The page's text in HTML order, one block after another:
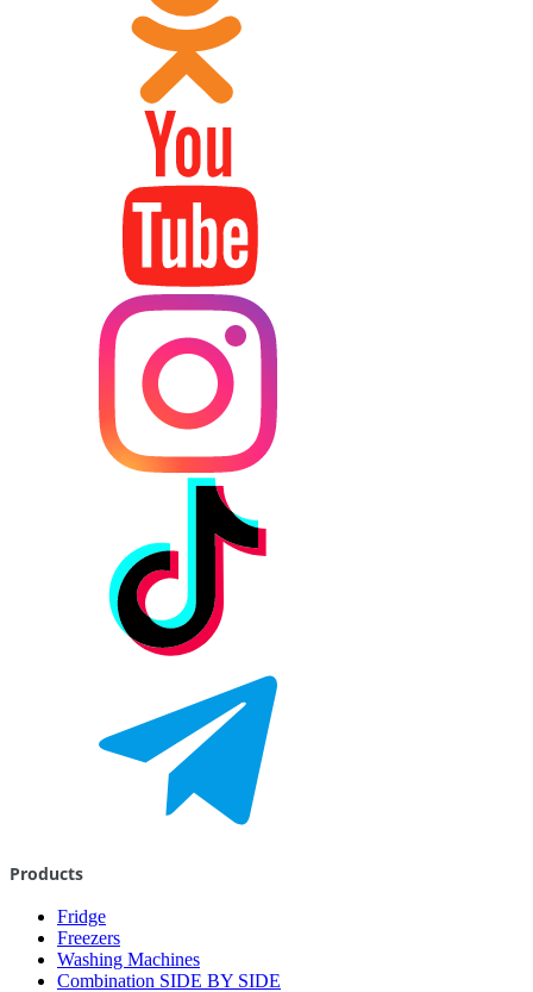
Products
Fridge
Freezers
Washing Machines
Combination SIDE BY SIDE